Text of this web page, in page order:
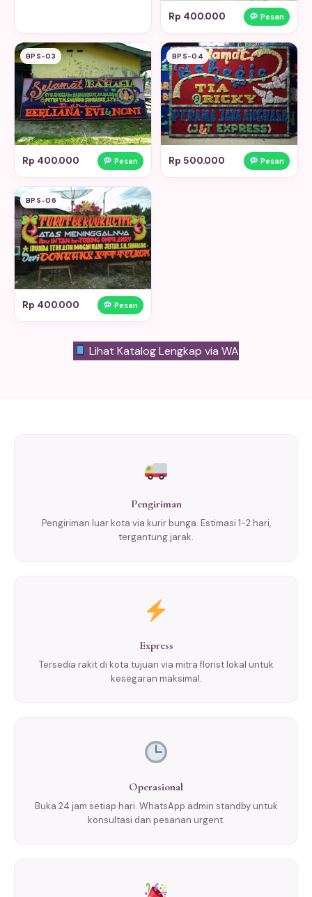
Rp 400.000 Pesan
BPS-03
Rp 400.000 Pesan
BPS-04
Rp 500.000 Pesan
BPS-06
Rp 400.000 Pesan
Lihat Katalog Lengkap via WA
Pengiriman
Pengiriman luar kota via kurir bunga. Estimasi 1-2 hari,
tergantung jarak.
Express
Tersedia rakit di kota tujuan via mitra florist lokal untuk
kesegaran maksimal.
Operasional
Buka 24 jam setiap hari. WhatsApp admin standby untuk
konsultasi dan pesanan urgent.